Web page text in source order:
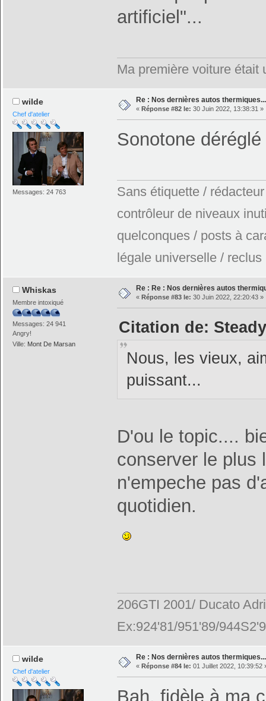
artificiel"...
Ma première voiture était
wilde
Chef d'atelier
Messages: 24 763
Re : Nos dernières autos
« Réponse #82 le: 30 Juin 2022, 13:38:31 »
Sonotone
Sans étiquette /
contrôleur de niveaux
quelconques / posts à
légale universelle / reclus
Whiskas
Membre intoxiqué
Messages: 24 941
Angry!
Ville: Mont De Marsan
Re : Re : Nos dernières autos
« Réponse #83 le: 30 Juin 2022, 22:20:43 »
Citation de:
Nous, les vieux,
puissant...
D'ou le topic....
conserver le plus
n'empeche pas
quotidien.
206GTI 2001/ Ducato
Ex:924'81/951'89/
wilde
Chef d'atelier
Re : Nos dernières autos
« Réponse #84 le: 01 Juillet 2022, 10:39:52
Bah, fidèle à ma